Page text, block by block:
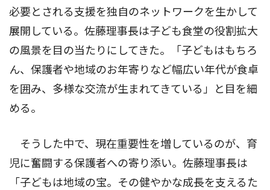
必要とされる支援を独自のネットワークを生かして
展開している。佐藤理事長は子ども食堂の役割拡大
の風景を目の当たりにしてきた。「子どもはもちろ
ん、保護者や地域のお年寄りなど幅広い年代が食卓
を囲み、多様な交流が生まれてきている」と目を細
める。
そうした中で、現在重要性を増しているのが、育
児に奮闘する保護者への寄り添い。佐藤理事長は
「子どもは地域の宝。その健やかな成長を支えるた